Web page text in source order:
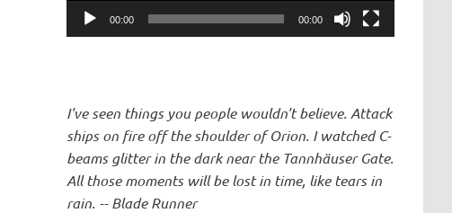
00:00 00:00
I've seen things you people wouldn't believe. Attack
ships on fire off the shoulder of Orion. I watched C-
beams glitter in the dark near the Tannhäuser Gate.
All those moments will be lost in time, like tears in
rain. -- Blade Runner